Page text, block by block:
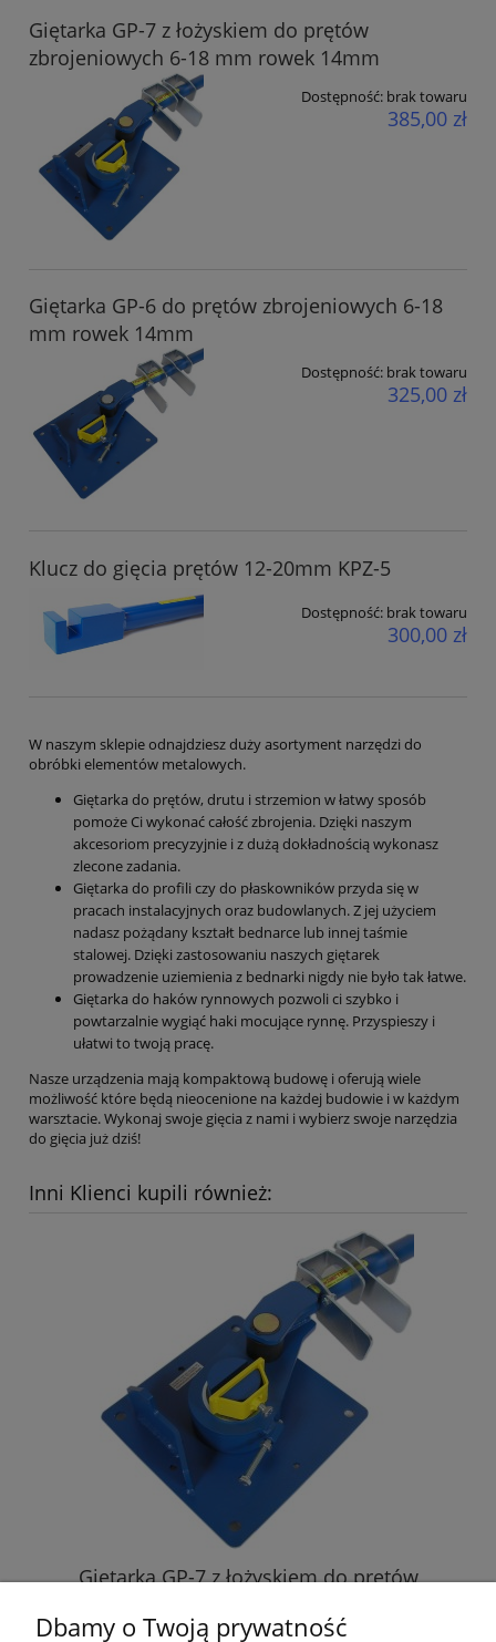
Giętarka GP-7 z łożyskiem do prętów
zbrojeniowych 6-18 mm rowek 14mm
Dostępność: brak towaru
385,00 zł
Giętarka GP-6 do prętów zbrojeniowych 6-18
mm rowek 14mm
Dostępność: brak towaru
325,00 zł
Klucz do gięcia prętów 12-20mm KPZ-5
Dostępność: brak towaru
300,00 zł
W naszym sklepie odnajdziesz duży asortyment narzędzi do
obróbki elementów metalowych.
Giętarka do prętów, drutu i strzemion w łatwy sposób
pomoże Ci wykonać całość zbrojenia. Dzięki naszym
akcesoriom precyzyjnie i z dużą dokładnością wykonasz
zlecone zadania.
Giętarka do profili czy do płaskowników przyda się w
pracach instalacyjnych oraz budowlanych. Z jej użyciem
nadasz pożądany kształt bednarce lub innej taśmie
stalowej. Dzięki zastosowaniu naszych giętarek
prowadzenie uziemienia z bednarki nigdy nie było tak łatwe.
Giętarka do haków rynnowych pozwoli ci szybko i
powtarzalnie wygiąć haki mocujące rynnę. Przyspieszy i
ułatwi to twoją pracę.
Nasze urządzenia mają kompaktową budowę i oferują wiele
możliwość które będą nieocenione na każdej budowie i w każdym
warsztacie. Wykonaj swoje gięcia z nami i wybierz swoje narzędzia
do gięcia już dziś!
Inni Klienci kupili również:
Giętarka GP-7 z łożyskiem do prętów
Dbamy o Twoją prywatność